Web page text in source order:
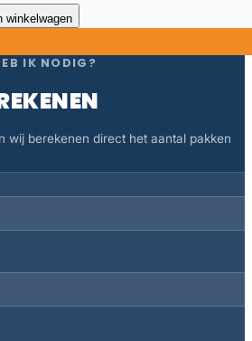
winkelwagen
IK NODIG?
wij berekenen direct het aantal pakken